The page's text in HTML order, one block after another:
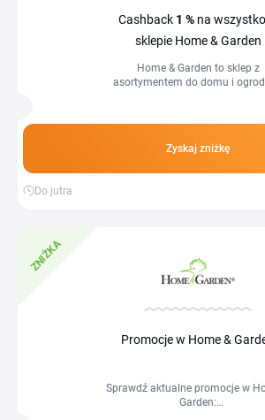
mebli, dodatków oraz wyposażenia tarasu
Cashback 1 %na
sklepie Home & Garden
Home & Garden to sklep z
asortymentem do domu i
aktualnym...
Zyskaj zniżkę
Do jutra
ZNIŻKA
Promocje w Home &
Sprawdź aktualne promocje w
Garden: